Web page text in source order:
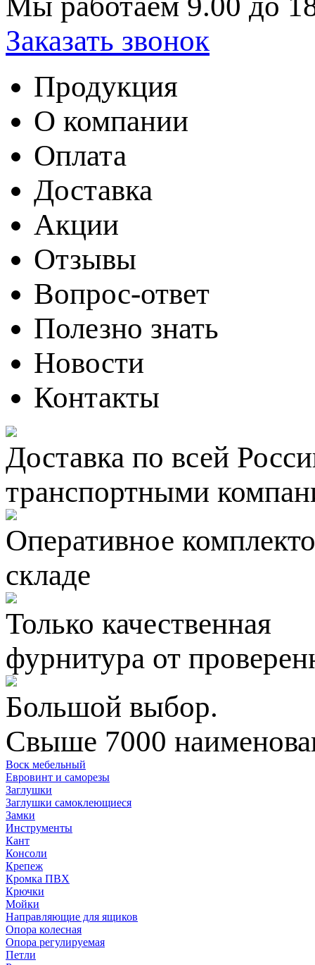
Заказать звонок
Продукция
О компании
Оплата
Доставка
Акции
Отзывы
Вопрос-ответ
Полезно знать
Новости
Контакты
Доставка по всей
транспортными
Оперативное
складе
Только качественная
фурнитура от
Большой выбор.
Свыше 7000
Воск мебельный
Евровинт и саморезы
Заглушки
Заглушки самоклеющиеся
Замки
Инструменты
Кант
Консоли
Крепеж
Кромка ПВХ
Крючки
Мойки
Направляющие для ящиков
Опора колесная
Опора регулируемая
Петли